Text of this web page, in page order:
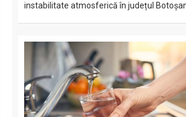
instabilitate atmosferică în județul